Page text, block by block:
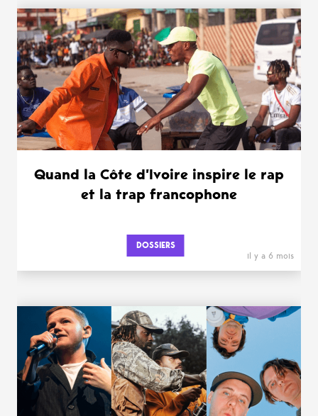
WANT MORE ?
Quand la Côte d’Ivoire inspire le rap
et la trap francophone
DOSSIERS
il y a 6 mois